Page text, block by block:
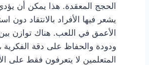
الحجج المعقدة. هذا يمكن أن
يشعر فيها الأفراد بالانتقاد دون
الأعمق في اللعب. هناك توازن
ودودة والحفاظ على دقة
المتعلمين لا يتعرفون فقط على